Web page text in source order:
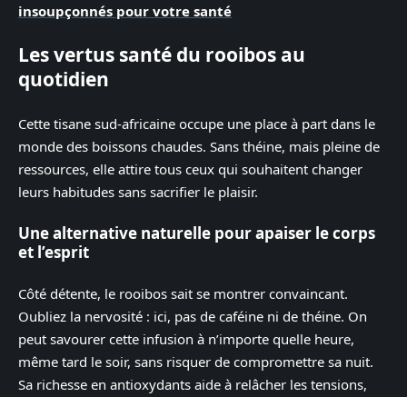
insoupçonnés pour votre santé
Les vertus santé du rooibos au
quotidien
Cette tisane sud-africaine occupe une place à part dans le
monde des boissons chaudes. Sans théine, mais pleine de
ressources, elle attire tous ceux qui souhaitent changer
leurs habitudes sans sacrifier le plaisir.
Une alternative naturelle pour apaiser le corps
et l’esprit
Côté détente, le rooibos sait se montrer convaincant.
Oubliez la nervosité : ici, pas de caféine ni de théine. On
peut savourer cette infusion à n’importe quelle heure,
même tard le soir, sans risquer de compromettre sa nuit.
Sa richesse en antioxydants aide à relâcher les tensions,